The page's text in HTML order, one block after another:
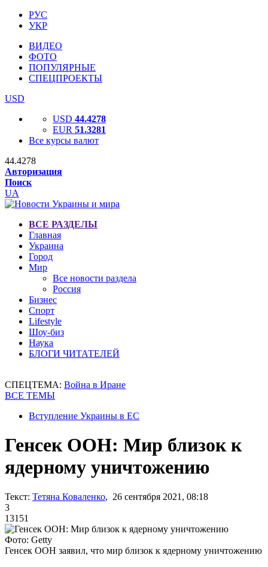
РУС
УКР
ВИДЕО
ФОТО
ПОПУЛЯРНЫЕ
СПЕЦПРОЕКТЫ
USD
USD 44.4278
EUR 51.3281
Все курсы валют
44.4278
Авторизация
Поиск
UA
ВСЕ РАЗДЕЛЫ
Главная
Украина
Город
Мир
Все новости раздела
Россия
Бизнес
Спорт
Lifestyle
Шоу-биз
Наука
БЛОГИ ЧИТАТЕЛЕЙ
СПЕЦТЕМА: Война в Иране
ВСЕ ТЕМЫ
Вступление Украины в ЕС
Генсек ООН: Мир близок к
ядерному уничтожению
Текст: Тетяна Коваленко, 26 сентября 2021, 08:18
3
13151
Фото: Getty
Генсек ООН заявил, что мир близок к ядерному уничтожению